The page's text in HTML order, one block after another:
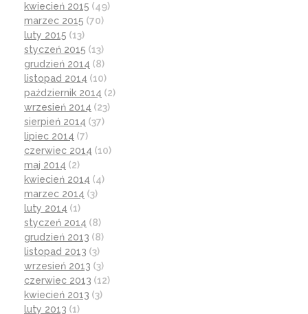
kwiecień 2015 (49)
marzec 2015 (70)
luty 2015 (13)
styczeń 2015 (13)
grudzień 2014 (8)
listopad 2014 (10)
październik 2014 (2)
wrzesień 2014 (23)
sierpień 2014 (37)
lipiec 2014 (7)
czerwiec 2014 (10)
maj 2014 (2)
kwiecień 2014 (4)
marzec 2014 (3)
luty 2014 (1)
styczeń 2014 (8)
grudzień 2013 (8)
listopad 2013 (3)
wrzesień 2013 (3)
czerwiec 2013 (12)
kwiecień 2013 (3)
luty 2013 (1)